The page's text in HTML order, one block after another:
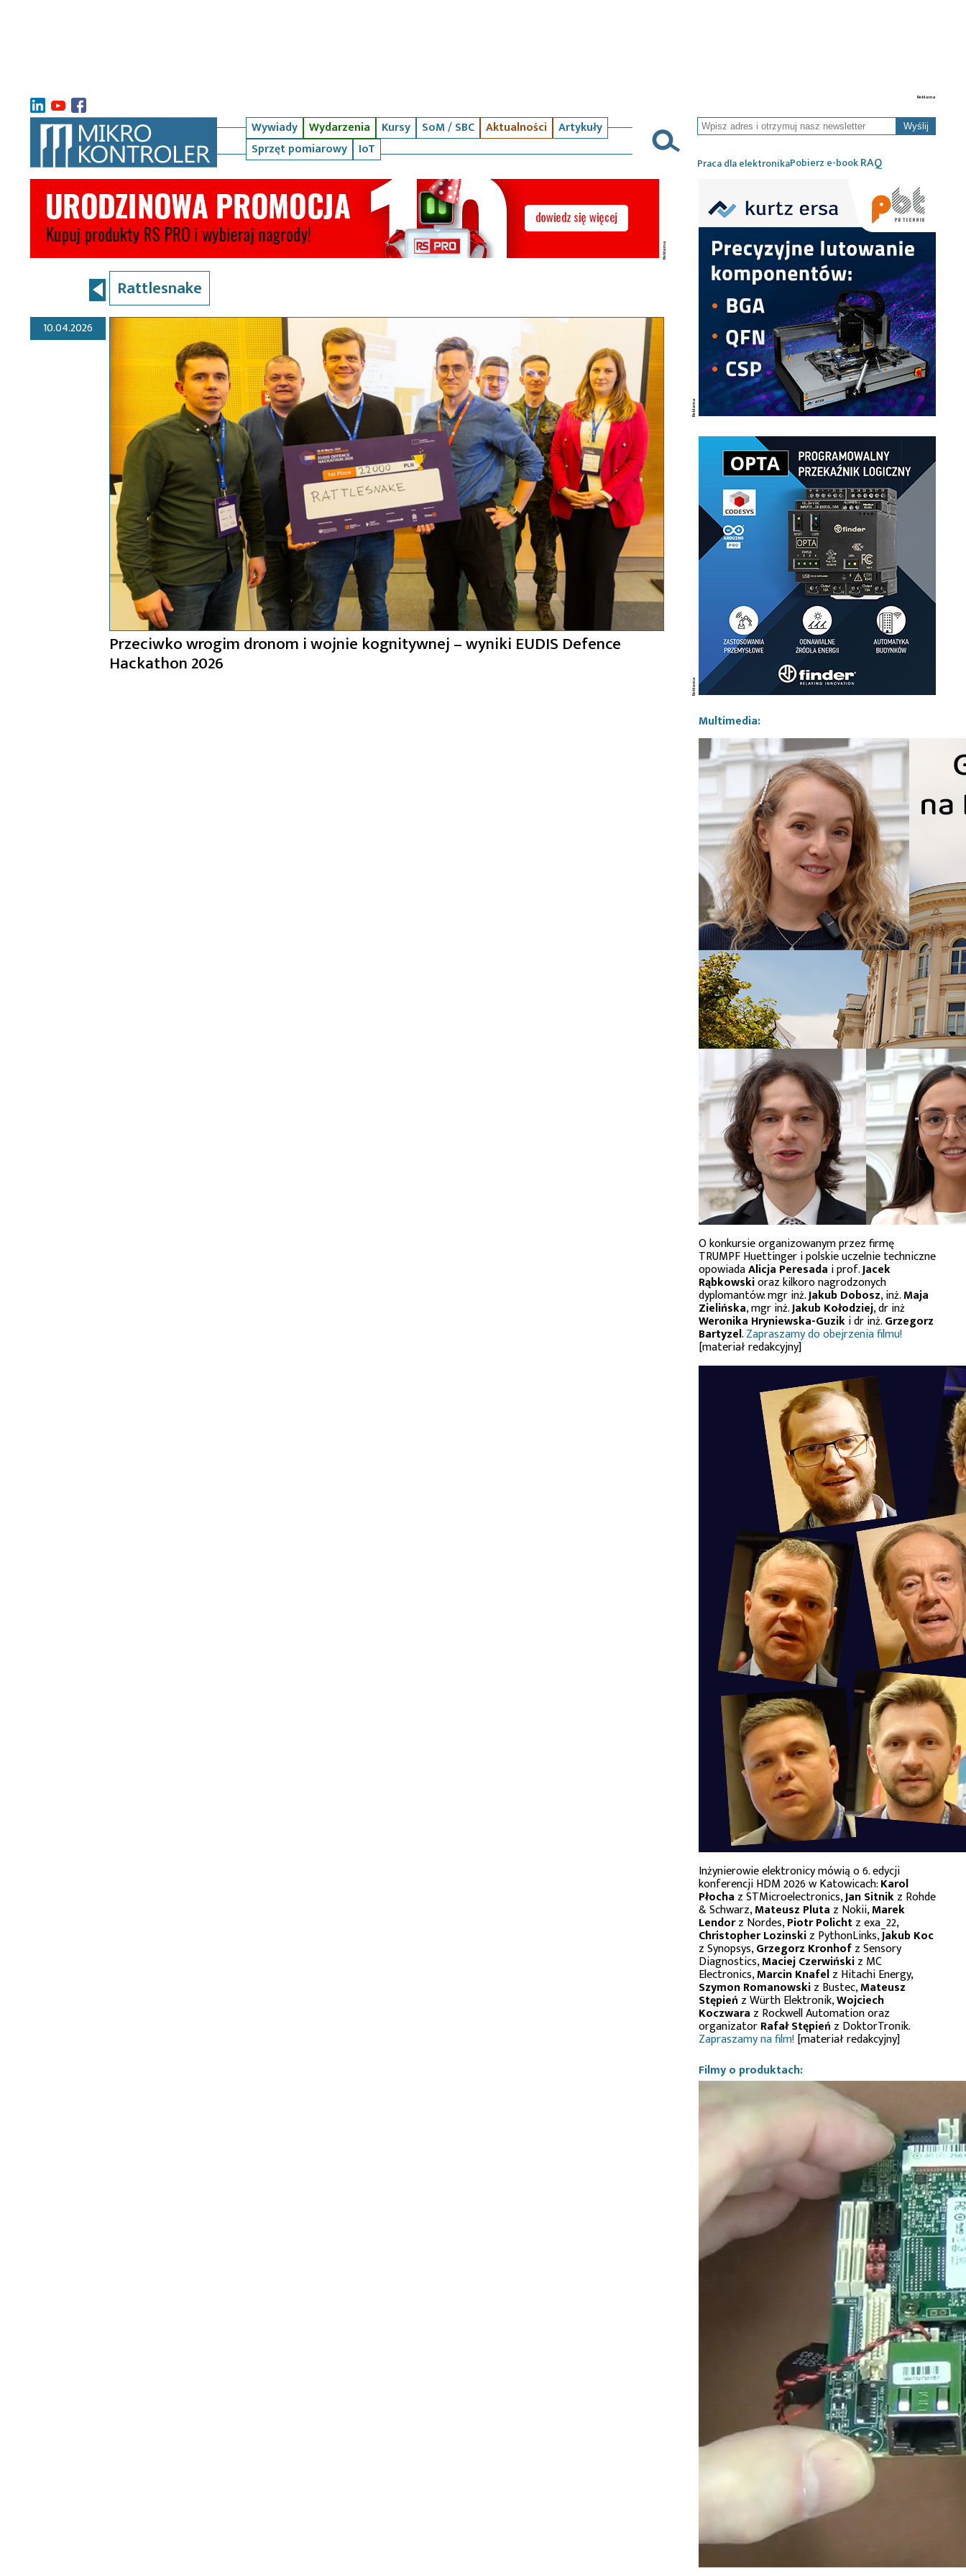
Wywiady Wydarzenia Kursy SoM / SBC Aktualności
Artykuły
Sprzęt pomiarowy
IoT
Wyślij
Praca dla elektronikaPobierz e-bookRAQ
Rattlesnake
10.04.2026
Przeciwko wrogim dronom i wojnie kognitywnej – wyniki EUDIS Defence
Hackathon ​2026
Multimedia:
O konkursie organizowanym przez firmę
TRUMPF Huettinger i polskie uczelnie techniczne
opowiadaAlicja Peresada i prof.Jacek
Rąbkowskioraz kilkoro nagrodzonych
dyplomantów: mgr inż.Jakub Dobosz, inż.Maja
Zielińska, mgr inż.Jakub Kołodziej, dr inż
Weronika Hryniewska-Guziki dr inż.Grzegorz
Bartyzel.Zapraszamy do obejrzenia filmu!
[materiał redakcyjny]
Inżynierowie elektronicy mówią o 6. edycji
konferencji HDM 2026 w Katowicach:Karol
Płocha z STMicroelectronics,Jan Sitnikz Rohde
& Schwarz,Mateusz Pluta z Nokii,Marek
Lendorz Nordes,Piotr Polichtz exa_22,
Christopher Lozinskiz PythonLinks,Jakub Koc
z Synopsys,Grzegorz Kronhofz Sensory
Diagnostics,Maciej Czerwińskiz MC
Electronics,Marcin Knafelz Hitachi Energy,
Szymon Romanowskiz Bustec,Mateusz
Stępień z Würth Elektronik,Wojciech
Koczwara z Rockwell Automation oraz
organizatorRafał Stępień z DoktorTronik.
Zapraszamy na film![materiał redakcyjny]
Filmy o produktach: